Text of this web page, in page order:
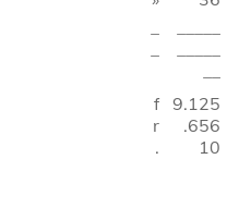
f
r
.
9.125
.656
10